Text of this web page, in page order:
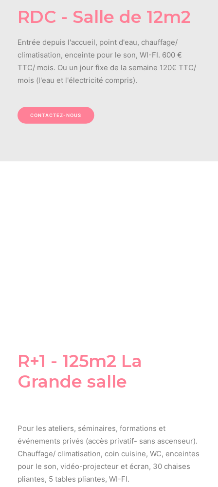
RDC - Salle de 12m2
Entrée depuis l'accueil, point d'eau, chauffage/
climatisation, enceinte pour le son, WI-FI. 600 €
TTC/ mois. Ou un jour fixe de la semaine 120€ TTC/
mois (l'eau et l'électricité compris).
CONTACTEZ-NOUS
R+1 - 125m2 La
Grande salle
Pour les ateliers, séminaires, formations et
événements privés (accès privatif- sans ascenseur).
Chauffage/ climatisation, coin cuisine, WC, enceintes
pour le son, vidéo-projecteur et écran, 30 chaises
pliantes, 5 tables pliantes, WI-FI.